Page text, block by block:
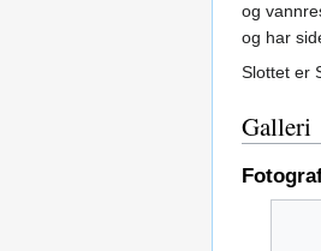
og
og har
Slottet er
Galleri